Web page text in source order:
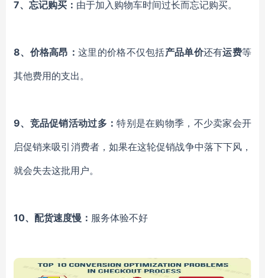
7、忘记购买： 由于加入购物车时间过长而忘记购买。
8、价格高昂：这里的价格不仅包括产品单价还有运费等
其他费用的支出。
9、竞品促销活动过多：特别是在购物季，不少卖家会开
启促销来吸引消费者，如果在这轮促销战争中落下下风，
就会失去这批用户。
10、配货速度慢： 服务体验不好